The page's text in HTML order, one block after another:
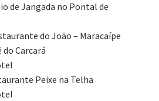
de Jangada no Pontal de
do João – Maracaípe
do Carcará
Peixe na Telha